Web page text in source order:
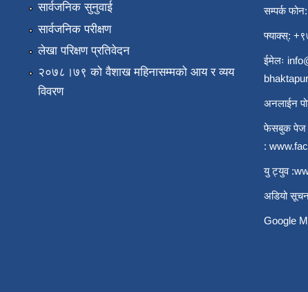
सार्वजनिक सुनुवाई
सार्वजनिक परीक्षण
लेखा परिक्षण प्रतिवेदन
२०७८।७९ को वैशाख महिनासम्मको आय र व्यय
विवरण
सम्पर्क
फ्याक्स्:
ईमेलः
अनलाईन
फेसबुक पेज
:
यु ट्युव :
अडियो
Google